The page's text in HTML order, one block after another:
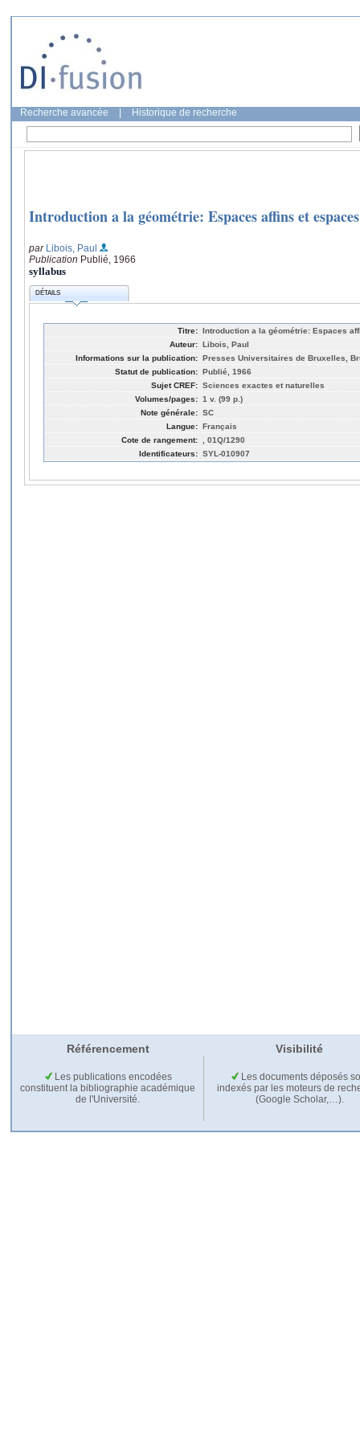
Recherche avancée Historique de recherche
Introduction a la géométrie: Espaces affins et
par Libois, Paul
Publication Publié, 1966
syllabus
DÉTAILS
Titre: Introduction a la géométrie: Espaces
Auteur: Libois, Paul
Informations sur la publication: Presses Universitaires de Bruxelles,
Statut de publication: Publié, 1966
Sujet CREF: Sciences exactes et naturelles
Volumes/pages: 1 v. (99 p.)
Note générale: SC
Langue: Français
Cote de rangement:
, 01Q/1290
Identificateurs: SYL-010907
Référencement Visibilité
Les publications encodées
constituent la bibliographie académique
de l'Université.
Les documents déposés
indexés par les moteurs de
(Google Scholar,…).